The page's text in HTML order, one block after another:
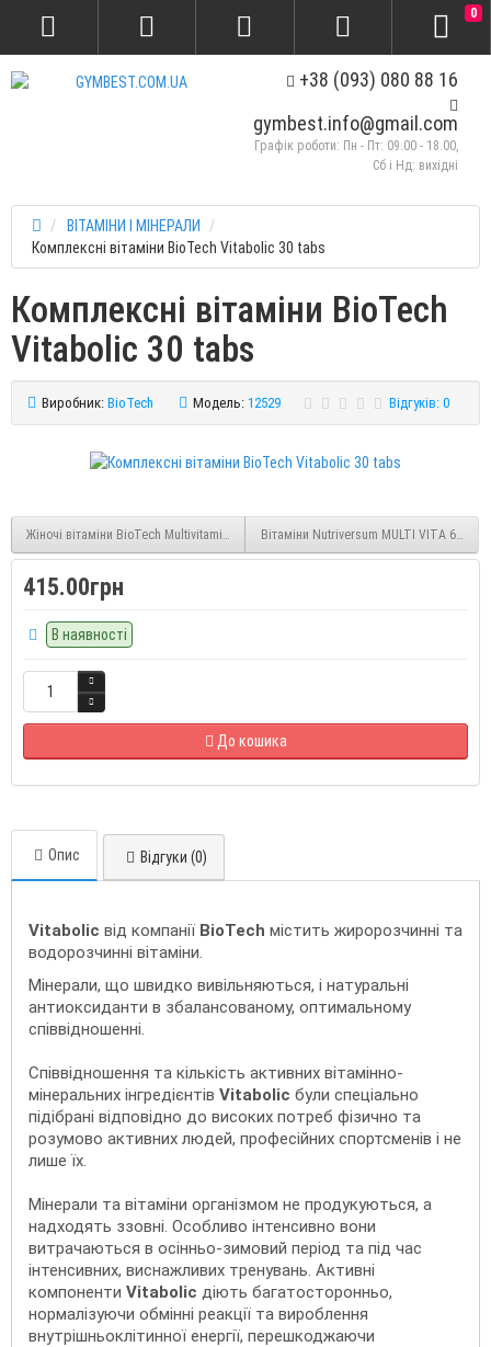
+38 (093) 080 88 16
gymbest.info@gmail.com
Графік роботи: Пн - Пт: 09.00 - 18.00,
Сб і Нд: вихідні
0
ВІТАМІНИ І МІНЕРАЛИ
Комплексні вітаміни BioTech Vitabolic 30 tabs
Комплексні вітаміни BioTech
Vitabolic 30 tabs
Виробник: BioTech Модель: 12529 Відгуків: 0
Жіночі вітаміни BioTech Multivitamin for Women 60 tabsВітаміни Nutriversum MULTI VITA 60
415.00грн
В наявності
До кошика
Опис Відгуки (0)
Vitaboliс від компанії BioTech містить жиророзчинні та
водорозчинні вітаміни.
Мінерали, що швидко вивільняються, і натуральні
антиоксиданти в збалансованому, оптимальному
співвідношенні.
Співвідношення та кількість активних вітамінно-
мінеральних інгредієнтів Vitabolic були спеціально
підібрані відповідно до високих потреб фізично та
розумово активних людей, професійних спортсменів і не
лише їх.
Мінерали та вітаміни організмом не продукуються, а
надходять ззовні. Особливо інтенсивно вони
витрачаються в осінньо-зимовий період та під час
інтенсивних, виснажливих тренувань. Активні
компоненти Vitabolic діють багатосторонньо,
нормалізуючи обмінні реакції та вироблення
внутрішньоклітинної енергії, перешкоджаючи